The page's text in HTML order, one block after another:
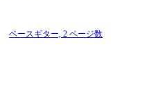
対応曲は順次増やしていきます
ベースギター, 2 ページ数